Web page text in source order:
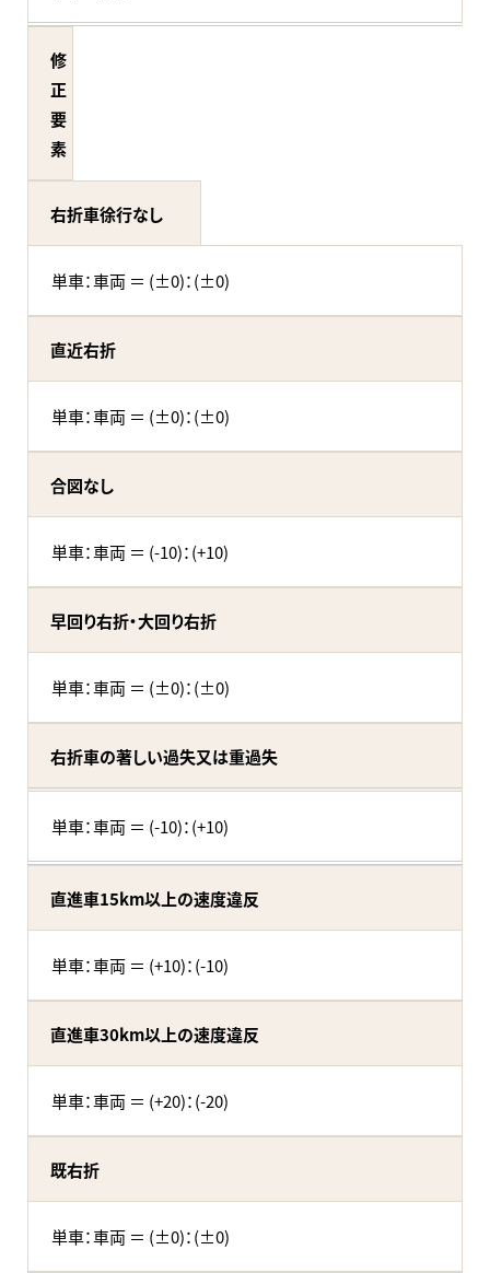
修
正
要
素
右折車徐行なし
単車：車両 ＝ (±0)：(±0)
直近右折
単車：車両 ＝ (±0)：(±0)
合図なし
単車：車両 ＝ (-10)：(+10)
早回り右折・大回り右折
単車：車両 ＝ (±0)：(±0)
右折車の著しい過失又は重過失
単車：車両 ＝ (-10)：(+10)
直進車15km以上の速度違反
単車：車両 ＝ (+10)：(-10)
直進車30km以上の速度違反
単車：車両 ＝ (+20)：(-20)
既右折
単車：車両 ＝ (±0)：(±0)